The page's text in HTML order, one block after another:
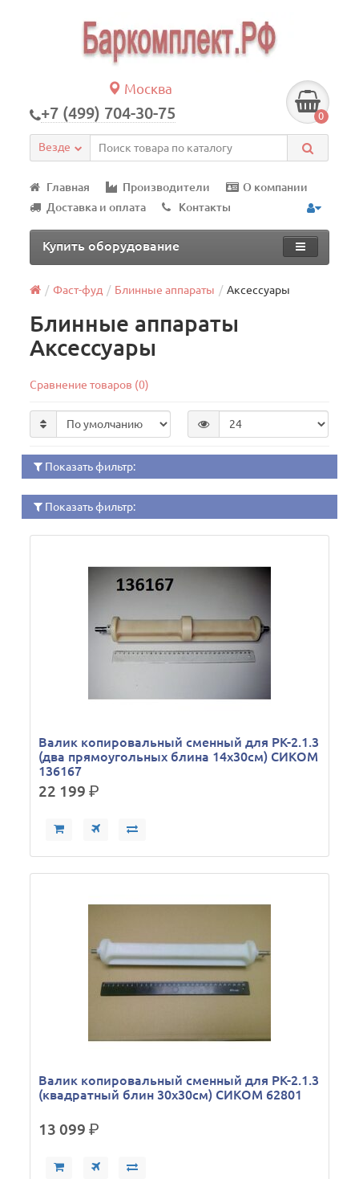
Москва
+7 (499) 704-30-75 0
Везде
Главная Производители
О компании
Доставка и оплата
Контакты
Купить оборудование
Фаст-фуд Блинные аппараты Аксессуары
Блинные аппараты
Аксессуары
Сравнение товаров (0)
Показать фильтр:
Показать фильтр:
Валик копировальный сменный для РК-2.1.3
(два прямоугольных блина 14х30см) СИКОМ
136167
22 199р.
Валик копировальный сменный для РК-2.1.3
(квадратный блин 30х30см) СИКОМ 62801
13 099р.